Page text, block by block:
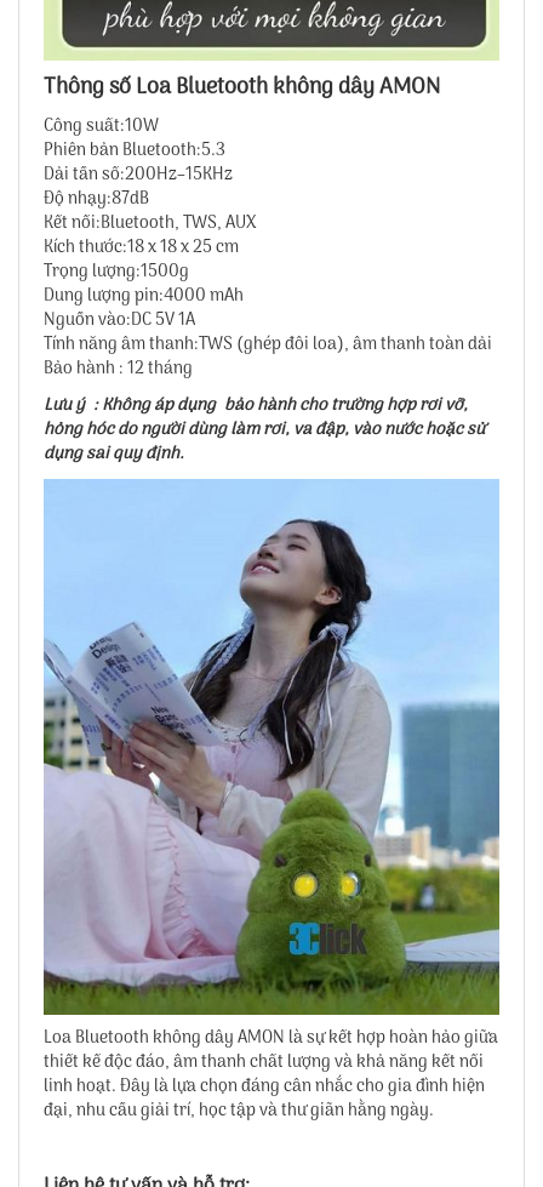
Thông số Loa Bluetooth không dây AMON
Công suất:10W
Phiên bản Bluetooth:5.3
Dải tần số:200Hz–15KHz
Độ nhạy:87dB
Kết nối:Bluetooth, TWS, AUX
Kích thước:18 x 18 x 25 cm
Trọng lượng:1500g
Dung lượng pin:4000 mAh
Nguồn vào:DC 5V 1A
Tính năng âm thanh:TWS (ghép đôi loa), âm thanh toàn dải
Bảo hành : 12 tháng
Lưu ý : Không áp dụng bảo hành cho trường hợp rơi vỡ,
hỏng hóc do người dùng làm rơi, va đập, vào nước hoặc sử
dụng sai quy định.
Loa Bluetooth không dây AMON là sự kết hợp hoàn hảo giữa
thiết kế độc đáo, âm thanh chất lượng và khả năng kết nối
linh hoạt. Đây là lựa chọn đáng cân nhắc cho gia đình hiện
đại, nhu cầu giải trí, học tập và thư giãn hằng ngày.